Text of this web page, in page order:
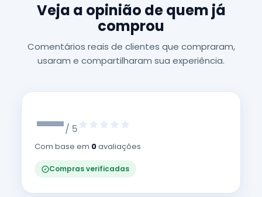
Veja a opinião de quem já
comprou
Comentários reais de clientes que compraram,
usaram e compartilharam sua experiência.
—/ 5
Com base em 0avaliações
Compras verificadas